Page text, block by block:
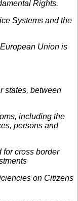
Rights.
Systems and the
Union is
states, between
including the
persons and
for cross border
on Citizens